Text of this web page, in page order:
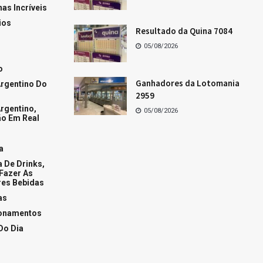
Os dez últimos resultados da Quina
Os dez últimos resultados da Lotofácil
Os dez últimos resultados da Mega-Sena
+Acessados
Fases da Lua hoje
Conquiste o homem de áries
Como conquistar a mulher de Áries
+Popular